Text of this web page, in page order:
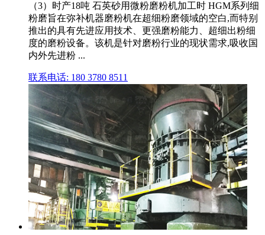
（3）时产18吨 石英砂用微粉磨粉机加工时 HGM系列细
粉磨旨在弥补机器磨粉机在超细粉磨领域的空白,而特别
推出的具有先进应用技术、更强磨粉能力、超细出粉细
度的磨粉设备。该机是针对磨粉行业的现状需求,吸收国
内外先进粉 ...
联系电话: 180 3780 8511